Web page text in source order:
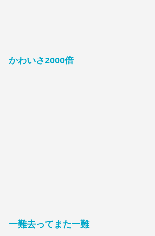
かわいさ2000倍
一難去ってまた一難